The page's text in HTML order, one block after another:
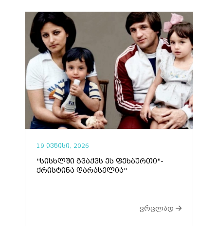
19 ივნისი, 2026
"სისხლში გვაქვს ეს ფეხბურთი"-
ქრისტინა დარასელია"
ვრცლად